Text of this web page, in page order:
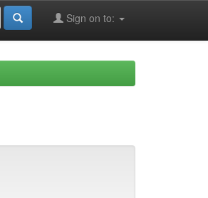
Sign on to: